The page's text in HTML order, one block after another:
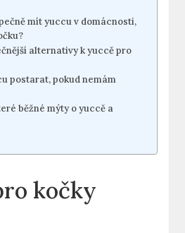
mít yuccu v domácnosti,
alternativy k yuccě pro
postarat, pokud nemám
běžné mýty o yuccě a
kočky